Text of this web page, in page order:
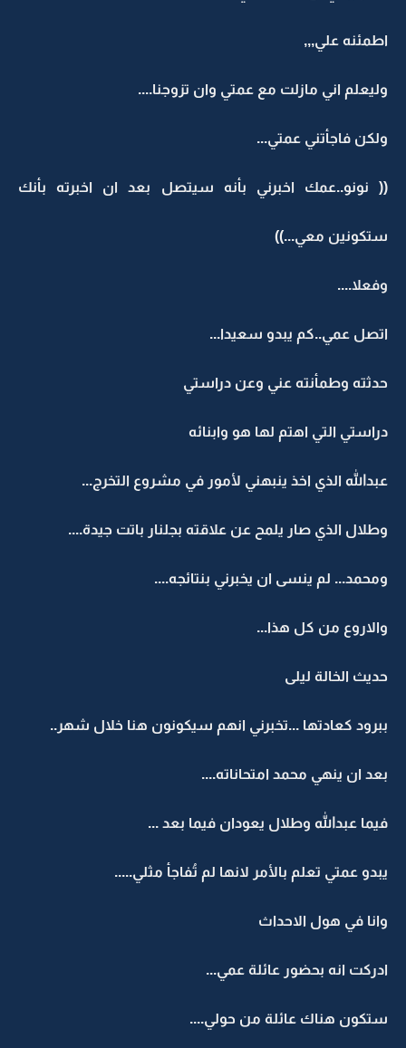
اطمئنه علي,,,
وليعلم اني مازلت مع عمتي وان تزوجنا....
ولكن فاجأتني عمتي...
(( نونو..عمك اخبرني بأنه سيتصل بعد ان اخبرته بأنك
ستكونين معي...))
وفعلا....
اتصل عمي..كم يبدو سعيدا...
حدثته وطمأنته عني وعن دراستي
دراستي التي اهتم لها هو وابنائه
عبدالله الذي اخذ ينبهني لأمور في مشروع التخرج...
وطلال الذي صار يلمح عن علاقته بجلنار باتت جيدة....
ومحمد... لم ينسى ان يخبرني بنتائجه....
والاروع من كل هذا...
حديث الخالة ليلى
ببرود كعادتها ...تخبرني انهم سيكونون هنا خلال شهر..
بعد ان ينهي محمد امتحاناته....
فيما عبدالله وطلال يعودان فيما بعد ...
يبدو عمتي تعلم بالأمر لانها لم تُفاجأ مثلي.....
وانا في هول الاحداث
ادركت انه بحضور عائلة عمي...
ستكون هناك عائلة من حولي....